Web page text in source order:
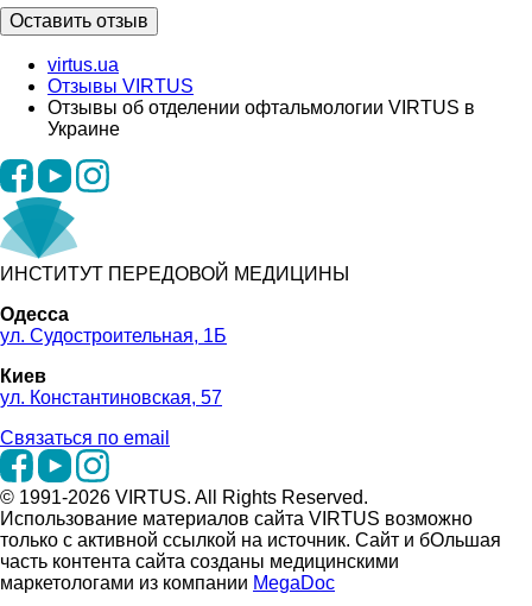
Оставить отзыв
virtus.ua
Отзывы VIRTUS
Отзывы об отделении офтальмологии VIRTUS в
Украине
ИНСТИТУТ ПЕРЕДОВОЙ МЕДИЦИНЫ
Одесса
ул. Судостроительная, 1Б
Киев
ул. Константиновская, 57
Связаться по email
© 1991-2026 VIRTUS. All Rights Reserved.
Использование материалов сайта VIRTUS возможно
только с активной ссылкой на источник. Сайт и бОльшая
часть контента сайта созданы медицинскими
маркетологами из компании MegaDoc